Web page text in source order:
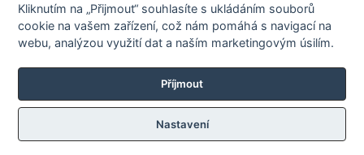
Kliknutím na „Přijmout“ souhlasíte s ukládáním souborů
cookie na vašem zařízení, což nám pomáhá s navigací na
webu, analýzou využití dat a naším marketingovým úsilím.
Příjmout
Nastavení